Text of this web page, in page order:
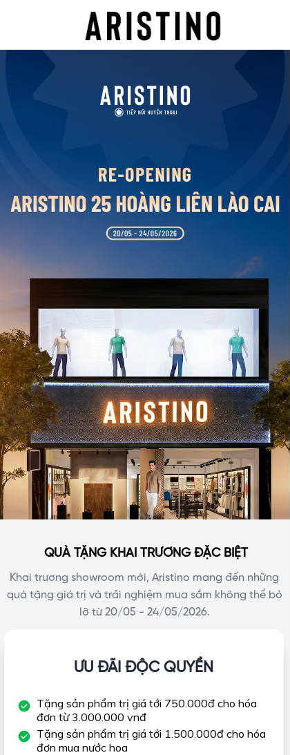
QUÀ TẶNG KHAI TRƯƠNG ĐẶC BIỆT
Khai trương showroom mới, Aristino mang đến những
quà tặng giá trị và trải nghiệm mua sắm không thể bỏ
lỡ từ 20/05 - 24/05/2026.
ƯU ĐÃI ĐỘC QUYỀN
Tặng sản phẩm trị giá tới 750.000đ cho hóa
đơn từ 3.000.000 vnđ
Tặng sản phẩm trị giá tới 1.500.000đ cho hóa
đơn mua nước hoa